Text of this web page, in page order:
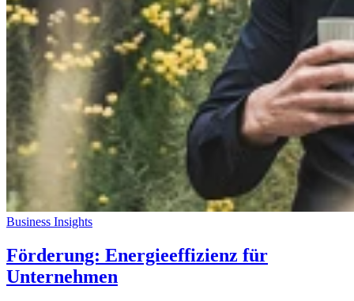
Business Insights
Förderung: Energieeffizienz für
Unternehmen